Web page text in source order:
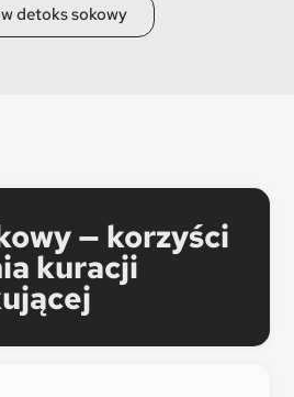
detoks sokowy
— korzyści
kuracji